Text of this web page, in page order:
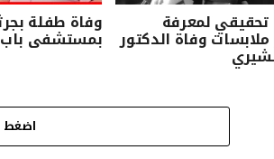
لمعرفة
وفاة الدكتور
وفاة طفلة
بمستشفى
اضغط